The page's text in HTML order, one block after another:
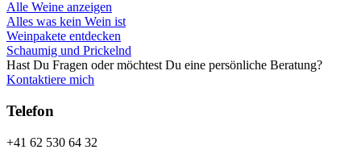
Alle Weine anzeigen
Alles was kein Wein ist
Weinpakete entdecken
Schaumig und Prickelnd
Hast Du Fragen oder möchtest Du eine persönliche Beratung?
Kontaktiere mich
Telefon
+41 62 530 64 32